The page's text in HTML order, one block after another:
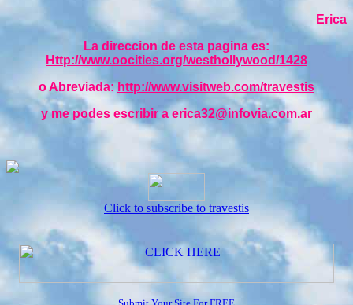
Erica
La direccion de esta pagina es:
Http://www.oocities.org/westhollywood/1428
o Abreviada:http://www.visitweb.com/travestis
y me podes escribir a erica32@infovia.com.ar
Click to subscribe to travestis